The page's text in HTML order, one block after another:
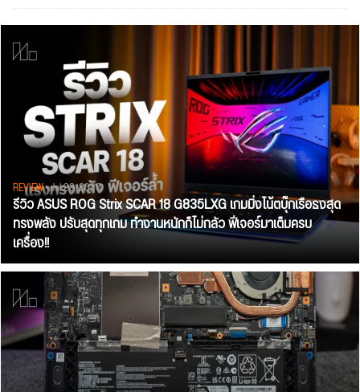
REVIEW• Jul 28, 2026
รีวิว ASUS ROG Strix SCAR 18 G835LXG เกมมิ่งโน้ตบุ๊กเรือธงสุด
ทรงพลัง ปรับสุดทุกเกม ทำงานหนักก็ไม่กลัว ฟีเจอร์มาเต็มครบ
เครื่อง!!